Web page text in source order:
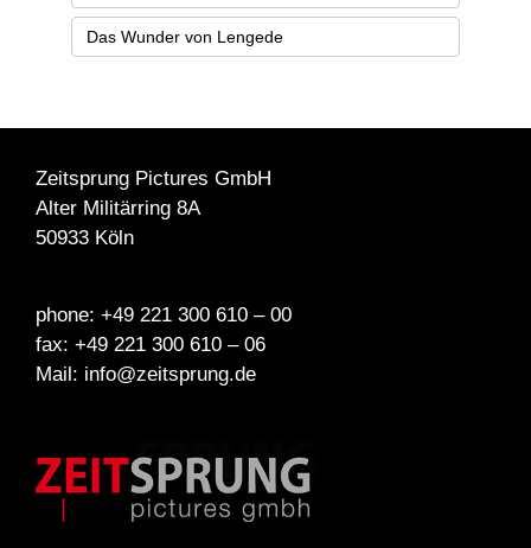
Das Wunder von Lengede
Zeitsprung Pictures GmbH
Alter Militärring 8A
50933 Köln
phone: +49 221 300 610 – 00
fax: +49 221 300 610 – 06
Mail: info@zeitsprung.de